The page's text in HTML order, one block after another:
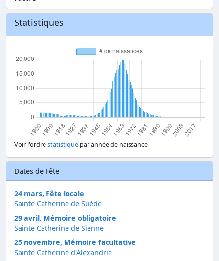
Statistiques
Voir l'ordrestatistique par année de naissance
Dates de Fête
24 mars, Fête locale
Sainte Catherine de Suède
29 avril, Mémoire obligatoire
Sainte Catherine de Sienne
25 novembre, Mémoire facultative
Sainte Catherine d'Alexandrie